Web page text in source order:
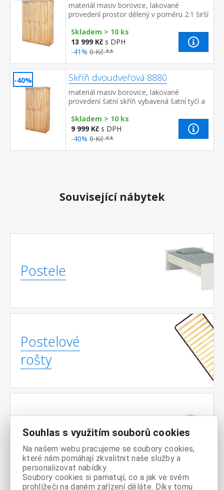
materiál masiv borovice, lakované
provedení prostor dělený v poměru 2:1 širší
police
Skladem > 10 ks
13 999 Kč s DPH
-41% 0 Kč **
-40% Skříň dvoudveřová 8880
materiál masiv borovice, lakované
provedení šatní skříň vybavená šatní tyčí a
Skladem > 10 ks
9 999 Kč s DPH
-40% 0 Kč **
Související nábytek
Postele
Postelové
rošty
Matrace
Souhlas s využitím souborů cookies
Na našem webu pracujeme se soubory cookies,
které nám pomáhají zkvalitnit naše služby a
personalizovat nabídky.
Soubory cookies si pamatují, co a jak ve svém
prohlížeči na daném zařízení děláte. Díky tomu